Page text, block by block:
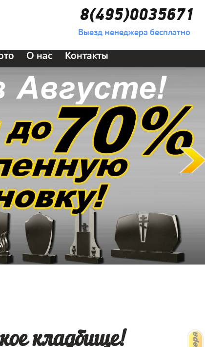
8(495)0035671
Выезд менеджера бесплатно
О нас Контакты
кладбище!